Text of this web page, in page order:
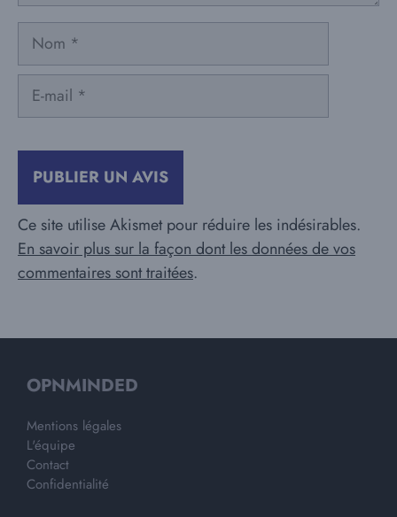
Nom
Ce site utilise Akismet pour réduire les indésirables.
En savoir plus sur la façon dont les données de vos
commentaires sont traitées.
OPNMINDED
Mentions légales
L'équipe
Contact
Confidentialité